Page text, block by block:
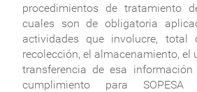
procedimientos de tratamiento
cuales son de obligatoria
actividades que involucre, total
recolección, el almacenamiento, el
transferencia de esa
cumplimiento para